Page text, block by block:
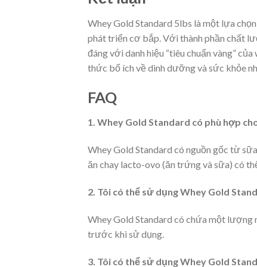
Whey Gold Standard 5lbs là một lựa
phát triển cơ bắp. Với thành phần chất
đáng với danh hiệu “tiêu chuẩn vàng”
thức bổ ích về dinh dưỡng và sức khỏe
FAQ
1. Whey Gold Standard có phù hợp
Whey Gold Standard có nguồn gốc từ
ăn chay lacto-ovo (ăn trứng và sữa) có
2. Tôi có thể sử dụng Whey Gold
Whey Gold Standard có chứa một lượng
trước khi sử dụng.
3. Tôi có thể sử dụng Whey Gold